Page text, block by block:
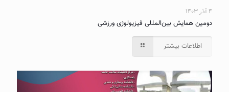
۴ آذر ۱۴۰۳
دومین همایش بین‌المللی فیزیولوژی ورزشی
اطلاعات بیشتر